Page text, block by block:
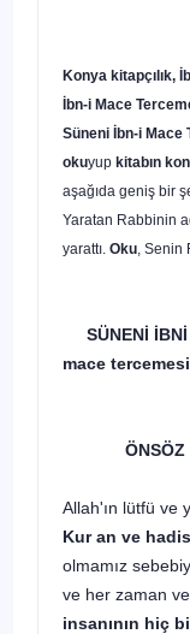
Konya kitapçılık,
İbn-i Mace
Süneni İbn-i Mace
okuyup kitabın
aşağıda geniş bir
Yaratan Rabbinin
yarattı. Oku, Senin
SÜNENİ İBNİ
mace tercemesi
ÖNSÖZ
Allah'ın lütfü ve
Kur an ve hadis
olmamız
ve her zaman
insanının hiç